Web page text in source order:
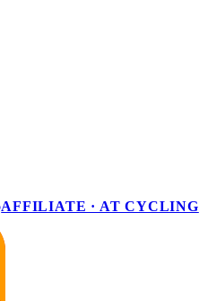
AFFILIATE · AT CYCLING